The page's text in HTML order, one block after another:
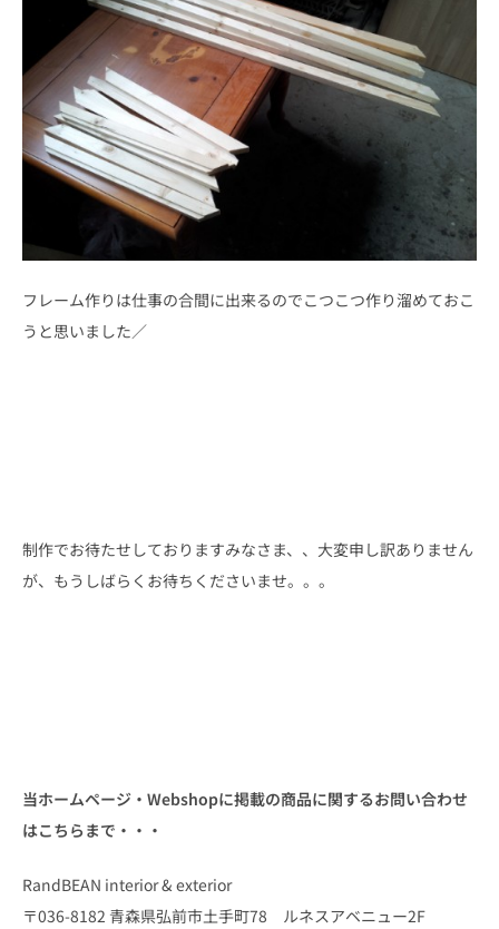
フレーム作りは仕事の合間に出来るのでこつこつ作り溜めておこ
うと思いました／
制作でお待たせしておりますみなさま、、大変申し訳ありません
が、もうしばらくお待ちくださいませ。。。
当ホームページ・Webshopに掲載の商品に関するお問い合わせ
はこちらまで・・・
RandBEAN interior & exterior
〒036-8182 青森県弘前市土手町78 ルネスアベニュー2F